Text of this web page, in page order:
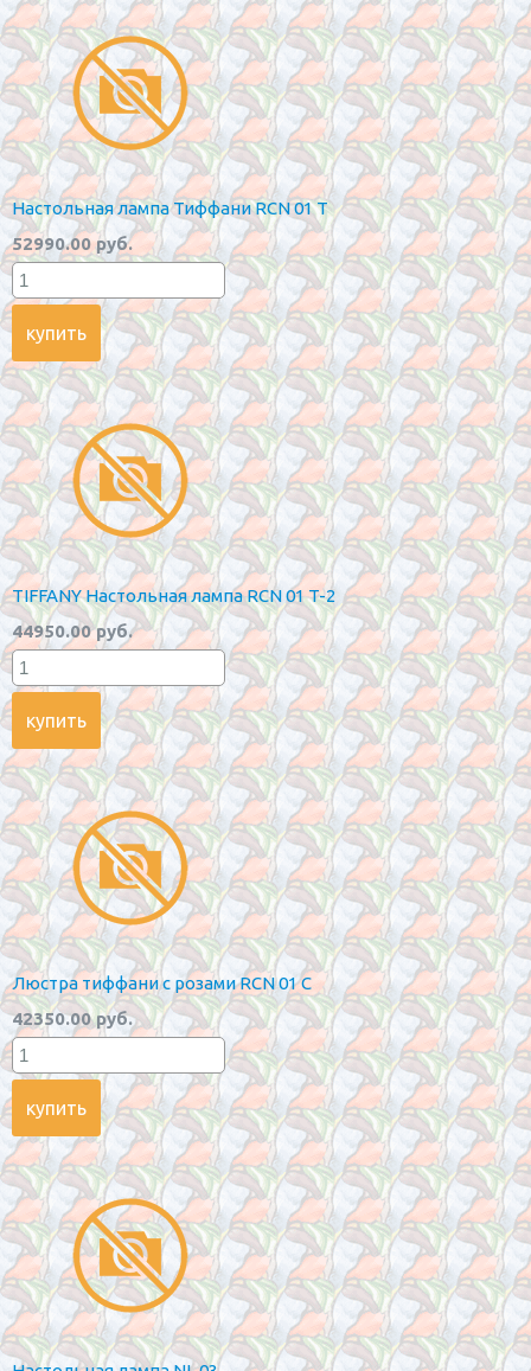
Настольная лампа Тиффани RCN 01 T
52990.00 руб.
TIFFANY Настольная лампа RCN 01 T-2
44950.00 руб.
Люстра тиффани с розами RCN 01 C
42350.00 руб.